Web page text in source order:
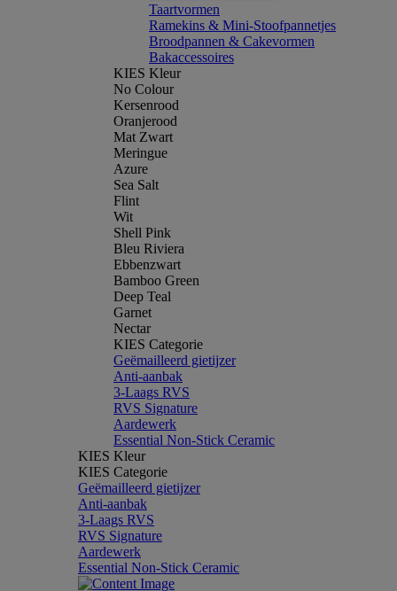
Taartvormen
Ramekins & Mini-Stoofpannetjes
Broodpannen & Cakevormen
Bakaccessoires
KIES Kleur
No Colour
Kersenrood
Oranjerood
Mat Zwart
Meringue
Azure
Sea Salt
Flint
Wit
Shell Pink
Bleu Riviera
Ebbenzwart
Bamboo Green
Deep Teal
Garnet
Nectar
KIES Categorie
Geëmailleerd gietijzer
Anti-aanbak
3-Laags RVS
RVS Signature
Aardewerk
Essential Non-Stick Ceramic
KIES Kleur
KIES Categorie
Geëmailleerd gietijzer
Anti-aanbak
3-Laags RVS
RVS Signature
Aardewerk
Essential Non-Stick Ceramic